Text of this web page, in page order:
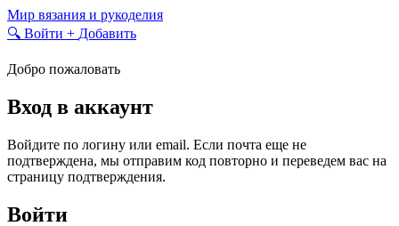
Skip
to
Мир вязания и рукоделия
🔍 Войти + Добавить
Добро пожаловать
Вход в аккаунт
Войдите по логину или email. Если почта еще не
подтверждена, мы отправим код повторно и переведем вас на
страницу подтверждения.
Войти